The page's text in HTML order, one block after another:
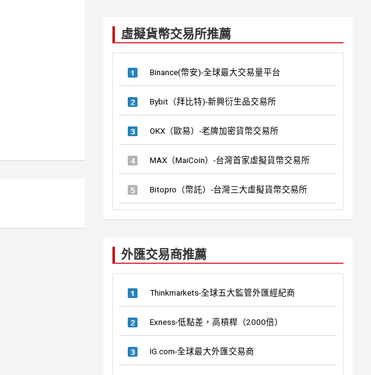
虛擬貨幣交易所推薦
Binance(幣安)-全球最大交易量平台
Bybit（拜比特)-新興衍生品交易所
OKX（歐易）-老牌加密貨幣交易所
MAX（MaiCoin）-台灣首家虛擬貨幣交易所
Bitopro（幣託）-台灣三大虛擬貨幣交易所
外匯交易商推薦
Thinkmarkets-全球五大監管外匯經紀商
Exness-低點差，高槓桿（2000倍）
IG.com-全球最大外匯交易商